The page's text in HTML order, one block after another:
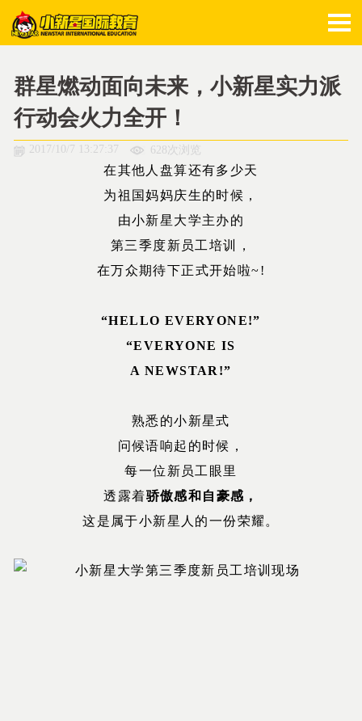
群星燃动面向未来，小新星实力派
行动会火力全开！
2017/10/7 13:27:37 628次浏览
在其他人盘算还有多少天
为祖国妈妈庆生的时候，
由小新星大学主办的
第三季度新员工培训，
在万众期待下正式开始啦~!
“HELLO EVERYONE!”
“EVERYONE IS
A NEWSTAR!”
熟悉的小新星式
问候语响起的时候，
每一位新员工眼里
透露着骄傲感和自豪感，
这是属于小新星人的一份荣耀。